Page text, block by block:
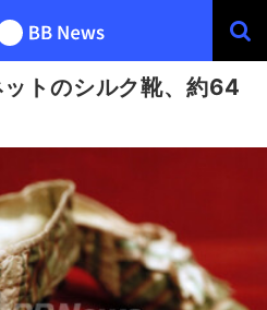
トのシルク靴、約64